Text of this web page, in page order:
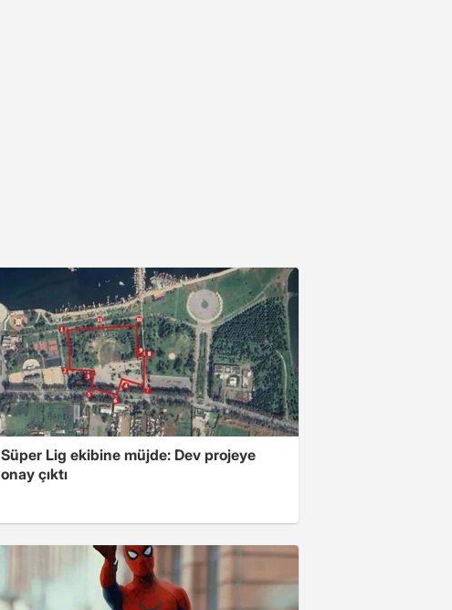
Süper Lig ekibine müjde: Dev projeye
onay çıktı